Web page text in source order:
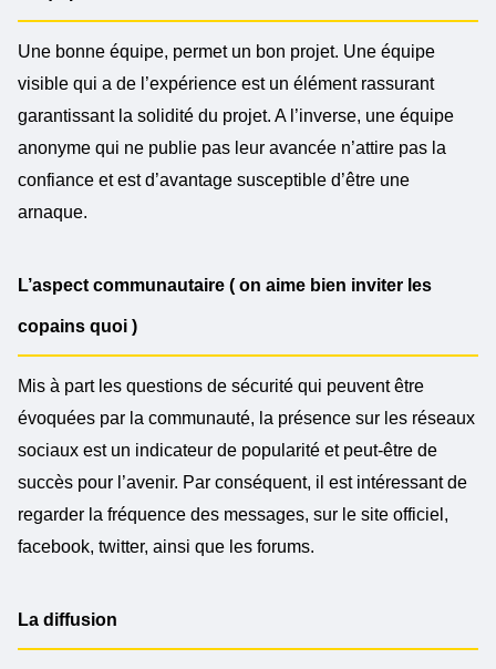
Une bonne équipe, permet un bon projet. Une équipe
visible qui a de l’expérience est un élément rassurant
garantissant la solidité du projet. A l’inverse, une équipe
anonyme qui ne publie pas leur avancée n’attire pas la
confiance et est d’avantage susceptible d’être une
arnaque.
L’aspect communautaire ( on aime bien inviter les
copains quoi )
Mis à part les questions de sécurité qui peuvent être
évoquées par la communauté, la présence sur les réseaux
sociaux est un indicateur de popularité et peut-être de
succès pour l’avenir. Par conséquent, il est intéressant de
regarder la fréquence des messages, sur le site officiel,
facebook, twitter, ainsi que les forums.
La diffusion